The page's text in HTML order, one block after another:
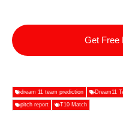
Get Free
dream 11 team prediction Dream11
pitch report T10 Match